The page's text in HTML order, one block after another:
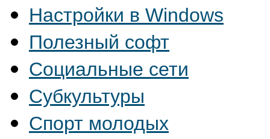
Настройки в Windows
Полезный софт
Социальные сети
Субкультуры
Спорт молодых